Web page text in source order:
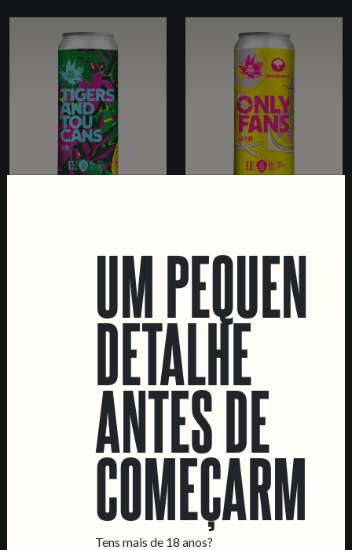
UM PEQUENO
DETALHE
ANTES DE
Tens mais de 18 anos?